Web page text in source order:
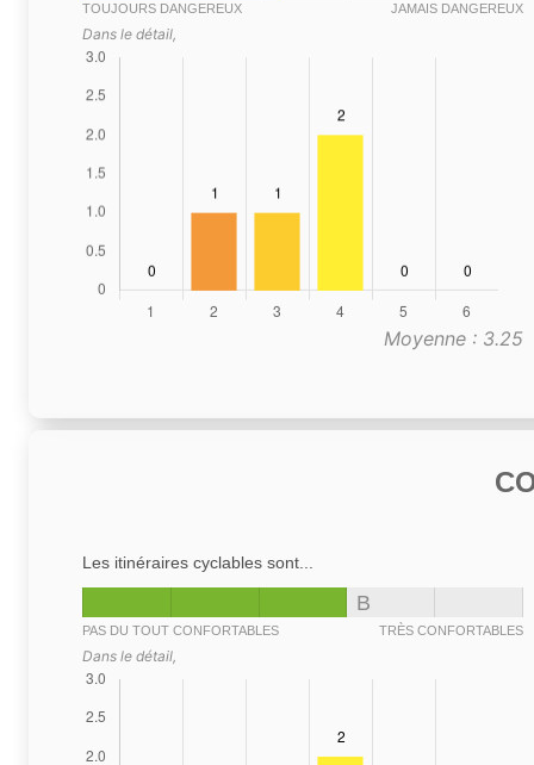
TOUJOURS DANGEREUX JAMAIS DANGEREUX
Dans le détail,
Moyenne : 3.25
Les itinéraires cyclables sont...
B
PAS DU TOUT CONFORTABLES TRÈS CONFORTABLES
Dans le détail,